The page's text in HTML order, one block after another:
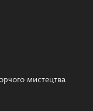
мистецтва